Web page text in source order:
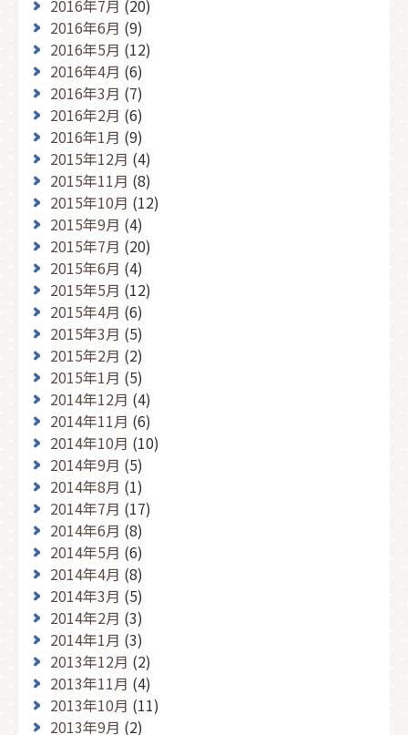
2016年7月 (20)
2016年6月 (9)
2016年5月 (12)
2016年4月 (6)
2016年3月 (7)
2016年2月 (6)
2016年1月 (9)
2015年12月 (4)
2015年11月 (8)
2015年10月 (12)
2015年9月 (4)
2015年7月 (20)
2015年6月 (4)
2015年5月 (12)
2015年4月 (6)
2015年3月 (5)
2015年2月 (2)
2015年1月 (5)
2014年12月 (4)
2014年11月 (6)
2014年10月 (10)
2014年9月 (5)
2014年8月 (1)
2014年7月 (17)
2014年6月 (8)
2014年5月 (6)
2014年4月 (8)
2014年3月 (5)
2014年2月 (3)
2014年1月 (3)
2013年12月 (2)
2013年11月 (4)
2013年10月 (11)
2013年9月 (2)